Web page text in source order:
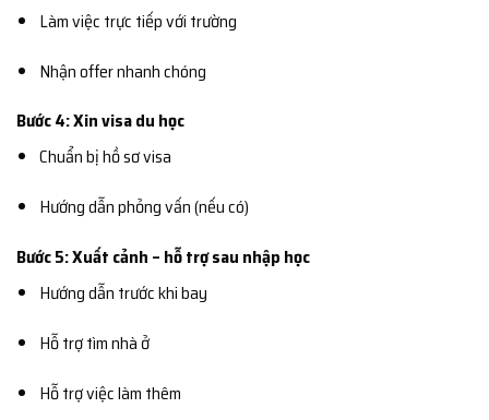
Làm việc trực tiếp với trường
Nhận offer nhanh chóng
Bước 4: Xin visa du học
Chuẩn bị hồ sơ visa
Hướng dẫn phỏng vấn (nếu có)
Bước 5: Xuất cảnh – hỗ trợ sau nhập học
Hướng dẫn trước khi bay
Hỗ trợ tìm nhà ở
Hỗ trợ việc làm thêm